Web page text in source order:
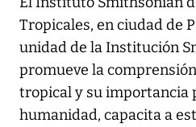
Tropicales, en ciudad de
unidad de la Institución
promueve la
tropical y su importancia
humanidad, capacita a